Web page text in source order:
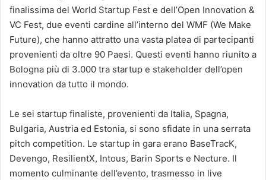
finalissima del World Startup Fest e dell’Open Innovation &
VC Fest, due eventi cardine all’interno del WMF (We Make
Future), che hanno attratto una vasta platea di partecipanti
provenienti da oltre 90 Paesi. Questi eventi hanno riunito a
Bologna più di 3.000 tra startup e stakeholder dell’open
innovation da tutto il mondo.
Le sei startup finaliste, provenienti da Italia, Spagna,
Bulgaria, Austria ed Estonia, si sono sfidate in una serrata
pitch competition. Le startup in gara erano BaseTracK,
Devengo, ResilientX, Intous, Barin Sports e Necture. Il
momento culminante dell’evento, trasmesso in live